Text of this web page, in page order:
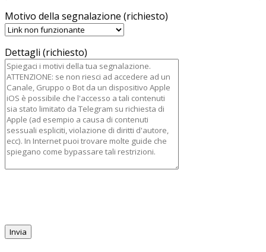
Motivo della segnalazione (richiesto)
Dettagli (richiesto)